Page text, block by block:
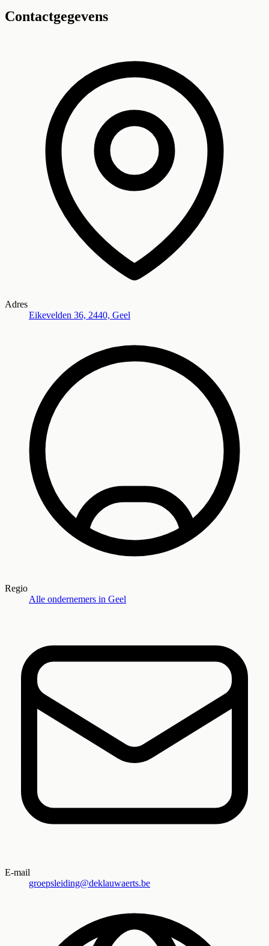
−
Contactgegevens
Adres
Eikevelden 36, 2440, Geel
Regio
Alle ondernemers in Geel
E-mail
groepsleiding@deklauwaerts.be